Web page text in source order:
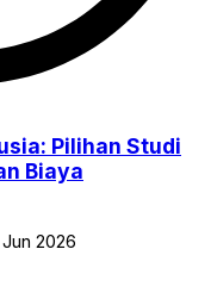
Pilihan Studi
Biaya
2026